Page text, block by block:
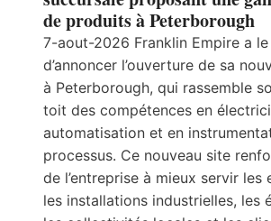
de produits à Peterborough
7-aout-2026 Franklin Empire a
d’annoncer l’ouverture de sa
à Peterborough, qui rassemble
toit des compétences en
automatisation et en
processus. Ce nouveau site
de l’entreprise à mieux servir les
les installations industrielles, les